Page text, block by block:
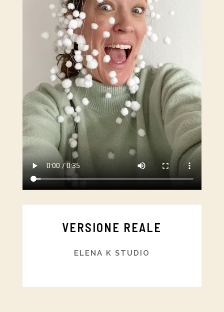
VERSIONE REALE
ELENA K STUDIO